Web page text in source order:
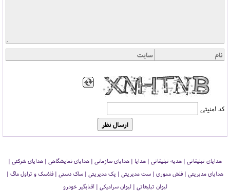
کد امنیتی
هدایای تبلیغاتی | هدیه تبلیغاتی | هدایا | هدایای سازمانی | هدایای نمایشگاهی | هدایای شرکتی |
هدایای مدیریتی | فلش مموری | ست مدیریتی | پک مدیریتی | ساک دستی | فلاسک و تراول ماگ |
لیوان تبلیغاتی | لیوان سرامیکی | آفتابگیر خودرو